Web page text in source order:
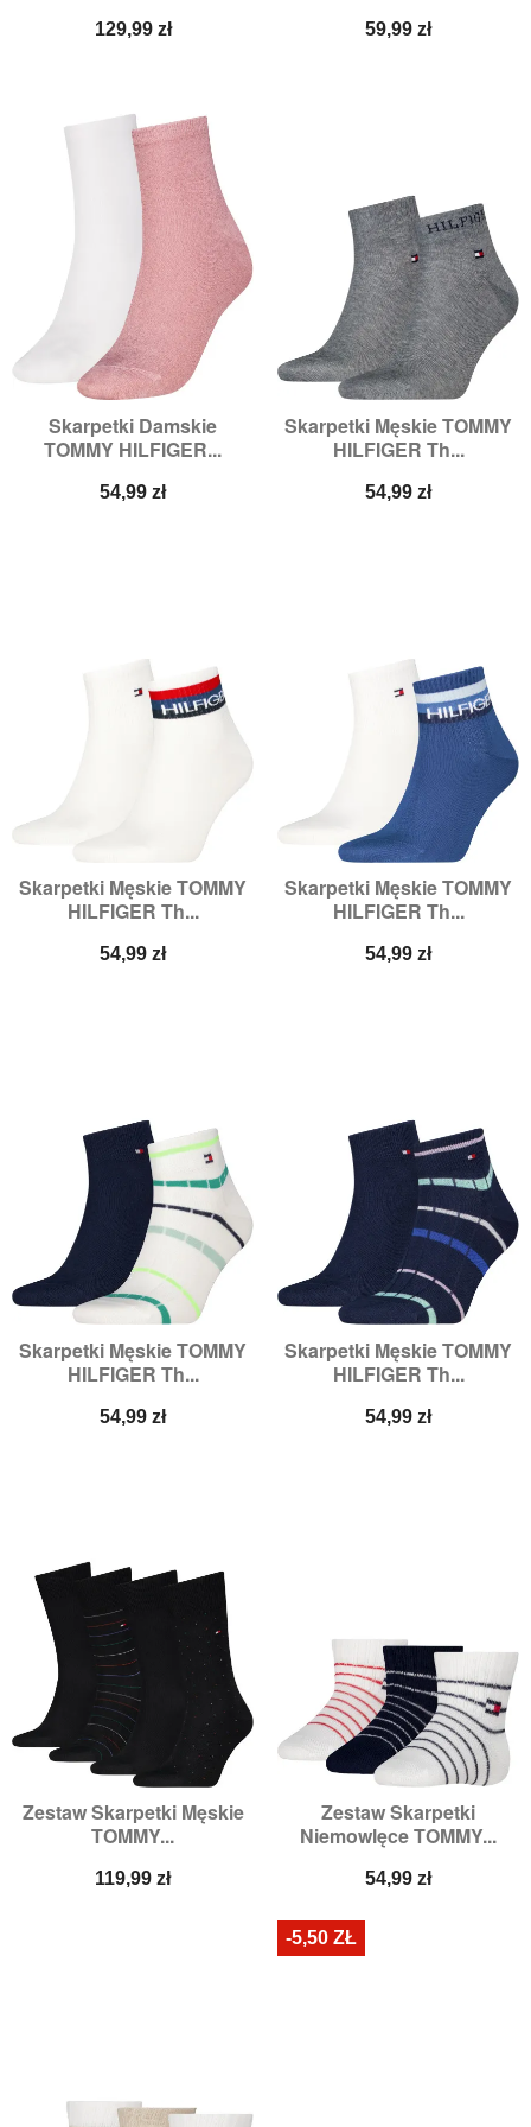
Cena
129,99 zł Cena
59,99 zł
Skarpetki Damskie
TOMMY HILFIGER...
Cena
54,99 zł
Skarpetki Męskie TOMMY
HILFIGER Th...
Cena
54,99 zł
Skarpetki Męskie TOMMY
HILFIGER Th...
Cena
54,99 zł
Skarpetki Męskie TOMMY
HILFIGER Th...
Cena
54,99 zł
Skarpetki Męskie TOMMY
HILFIGER Th...
Cena
54,99 zł
Skarpetki Męskie TOMMY
HILFIGER Th...
Cena
54,99 zł
Zestaw Skarpetki Męskie
TOMMY...
Cena
119,99 zł
Zestaw Skarpetki
Niemowlęce TOMMY...
Cena
54,99 zł
-5,50 ZŁ